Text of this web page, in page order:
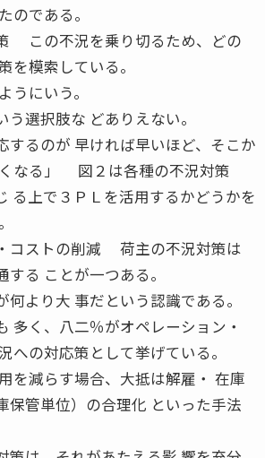
のである。
この不況を乗り切るため、どの
を模索している。
うにいう。
う選択肢な どありえない。
するのが 早ければ早いほど、そこか
なる」 図２は各種の不況対策
る上で３ＰＬを活用するかどうかを
コストの削減 荷主の不況対策は
る ことが一つある。
より大 事だという認識である。
多く、八二％がオペレーション・
への対応策として挙げている。
を減らす場合、大抵は解雇・ 在庫
保管単位）の合理化 といった手法